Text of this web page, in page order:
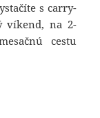
s carry-
víkend, na 2-
cestu
daypack